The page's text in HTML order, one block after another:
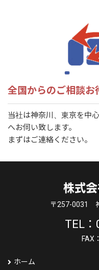
全国からのご相談お
当社は神奈川、東京を中
へお伺い致します。
まずはご連絡ください。
〒257-0031
TEL：
FAX
ホーム